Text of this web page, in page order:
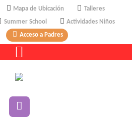
Mapa de Ubicación
Talleres
Summer School
Actividades Niños
Acceso a Padres